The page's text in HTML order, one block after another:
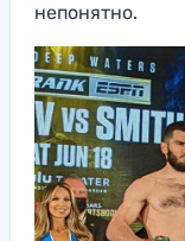
непонятно.